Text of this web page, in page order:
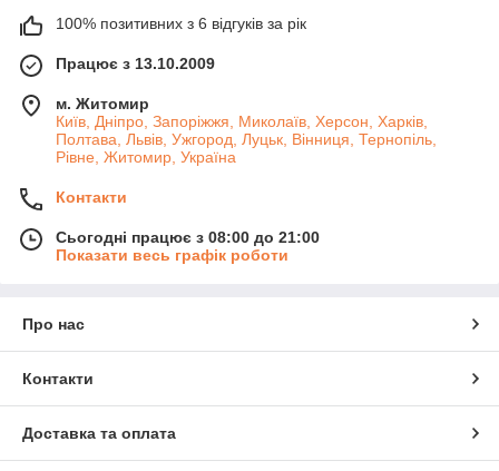
100% позитивних з 6 відгуків за рік
Працює з 13.10.2009
м. Житомир
Київ, Дніпро, Запоріжжя, Миколаїв, Херсон, Харків,
Полтава, Львів, Ужгород, Луцьк, Вінниця, Тернопіль,
Рівне, Житомир, Україна
Контакти
Сьогодні працює з 08:00 до 21:00
Показати весь графік роботи
Про нас
Контакти
Доставка та оплата